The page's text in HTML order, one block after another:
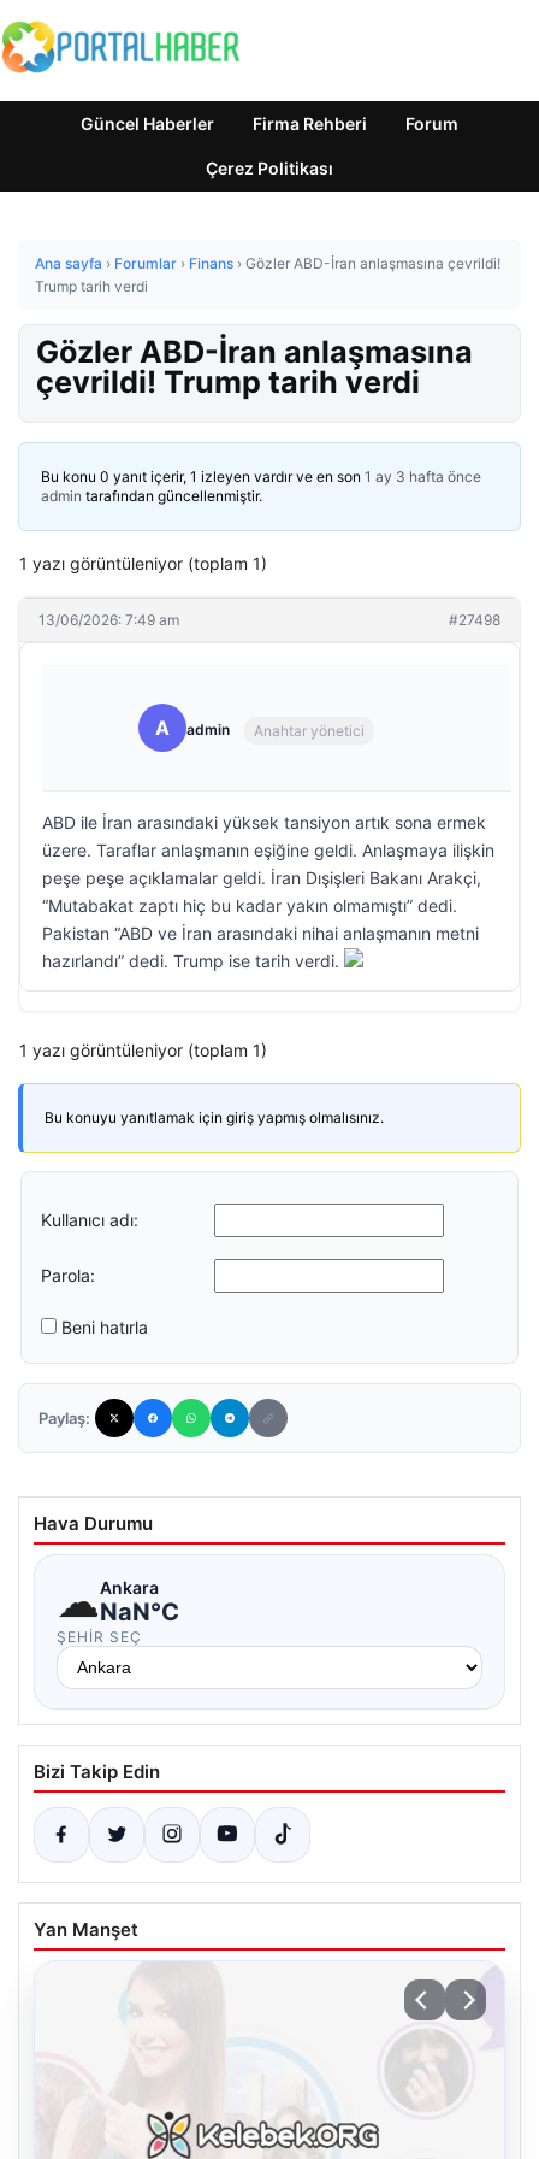
Güncel Haberler Firma Rehberi Forum
Çerez Politikası
Ana sayfa › Forumlar › Finans › Gözler ABD-İran anlaşmasına çevrildi!
Trump tarih verdi
Gözler ABD-İran anlaşmasına
çevrildi! Trump tarih verdi
Bu konu 0 yanıt içerir, 1 izleyen vardır ve en son 1 ay 3 hafta önce
admin tarafından güncellenmiştir.
1 yazı görüntüleniyor (toplam 1)
13/06/2026: 7:49 am #27498
A admin Anahtar yönetici
ABD ile İran arasındaki yüksek tansiyon artık sona ermek
üzere. Taraflar anlaşmanın eşiğine geldi. Anlaşmaya ilişkin
peşe peşe açıklamalar geldi. İran Dışişleri Bakanı Arakçi,
“Mutabakat zaptı hiç bu kadar yakın olmamıştı” dedi.
Pakistan “ABD ve İran arasındaki nihai anlaşmanın metni
hazırlandı” dedi. Trump ise tarih verdi.
1 yazı görüntüleniyor (toplam 1)
Bu konuyu yanıtlamak için giriş yapmış olmalısınız.
Kullanıcı adı:
Parola:
Beni hatırla
Paylaş:
Hava Durumu
☁Ankara
NaN°C
ŞEHIR SEÇ
Bizi Takip Edin
Yan Manşet